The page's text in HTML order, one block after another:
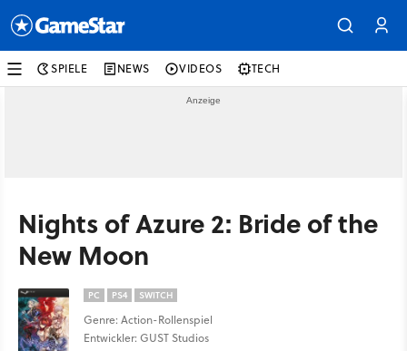
SPIELE NEWS VIDEOS TECH
Nights of Azure 2: Bride of the
New Moon
PC PS4 SWITCH
Genre: Action-Rollenspiel
Entwickler: GUST Studios